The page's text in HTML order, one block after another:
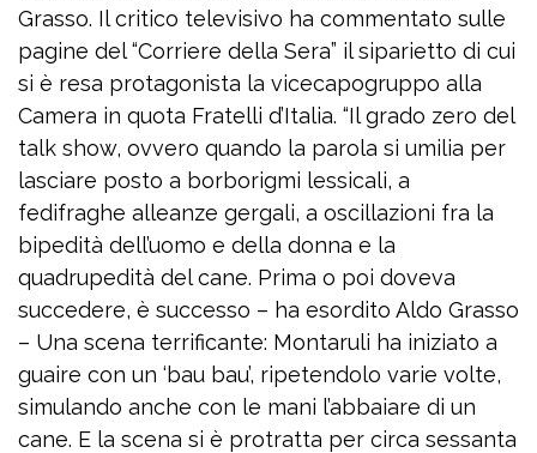
Grasso. Il critico televisivo ha commentato sulle
pagine del “Corriere della Sera” il siparietto di cui
si è resa protagonista la vicecapogruppo alla
Camera in quota Fratelli d’Italia. “Il grado zero del
talk show, ovvero quando la parola si umilia per
lasciare posto a borborigmi lessicali, a
fedifraghe alleanze gergali, a oscillazioni fra la
bipedità dell’uomo e della donna e la
quadrupedità del cane. Prima o poi doveva
succedere, è successo – ha esordito Aldo Grasso
– Una scena terrificante: Montaruli ha iniziato a
guaire con un ‘bau bau’, ripetendolo varie volte,
simulando anche con le mani l’abbaiare di un
cane. E la scena si è protratta per circa sessanta